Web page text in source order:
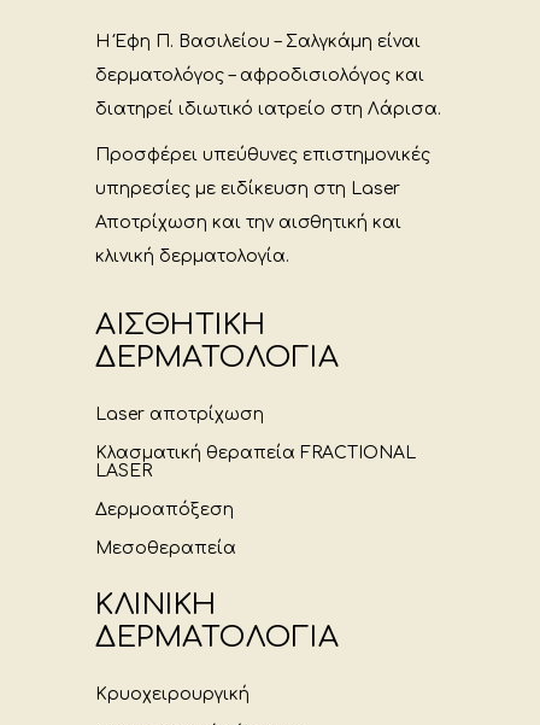
Η Έφη Π. Βασιλείου – Σαλγκάμη είναι
δερματολόγος – αφροδισιολόγος και
διατηρεί ιδιωτικό ιατρείο στη Λάρισα.
Προσφέρει υπεύθυνες επιστημονικές
υπηρεσίες με ειδίκευση στη Laser
Αποτρίχωση και την αισθητική και
κλινική δερματολογία.
ΑΙΣΘΗΤΙΚΗ
ΔΕΡΜΑΤΟΛΟΓΙΑ
Laser αποτρίχωση
Κλασματική θεραπεία FRACTIONAL
LASER
Δερμοαπόξεση
Μεσοθεραπεία
ΚΛΙΝΙΚΗ
ΔΕΡΜΑΤΟΛΟΓΙΑ
Κρυοχειρουργική